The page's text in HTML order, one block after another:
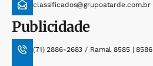
classificados@grupoatarde.com.br
Publicidade
(71) 2886-2683 / Ramal 8585 | 8586